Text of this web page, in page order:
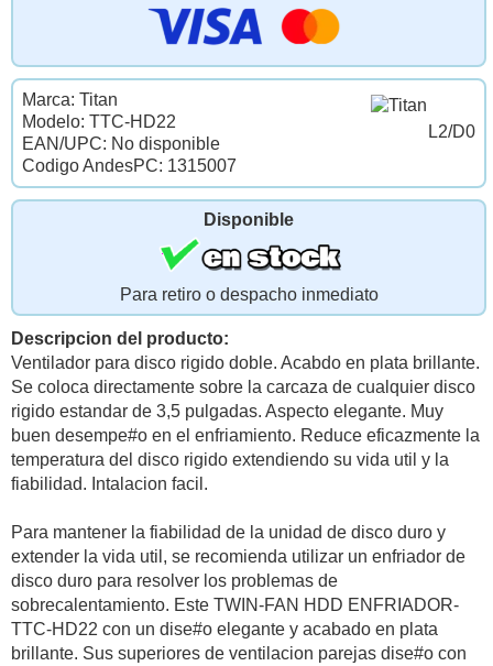
L2/D0
Marca: Titan
Modelo: TTC-HD22
EAN/UPC: No disponible
Codigo AndesPC: 1315007
Disponible
Para retiro o despacho inmediato
Descripcion del producto:
Ventilador para disco rigido doble. Acabdo en plata brillante.
Se coloca directamente sobre la carcaza de cualquier disco
rigido estandar de 3,5 pulgadas. Aspecto elegante. Muy
buen desempe#o en el enfriamiento. Reduce eficazmente la
temperatura del disco rigido extendiendo su vida util y la
fiabilidad. Intalacion facil.
Para mantener la fiabilidad de la unidad de disco duro y
extender la vida util, se recomienda utilizar un enfriador de
disco duro para resolver los problemas de
sobrecalentamiento. Este TWIN-FAN HDD ENFRIADOR-
TTC-HD22 con un dise#o elegante y acabado en plata
brillante. Sus superiores de ventilacion parejas dise#o con